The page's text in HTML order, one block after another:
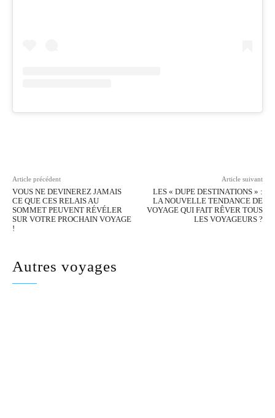
Article précédent
VOUS NE DEVINEREZ JAMAIS
CE QUE CES RELAIS AU
SOMMET PEUVENT RÉVÉLER
SUR VOTRE PROCHAIN VOYAGE
!
Article suivant
LES « DUPE DESTINATIONS » :
LA NOUVELLE TENDANCE DE
VOYAGE QUI FAIT RÊVER TOUS
LES VOYAGEURS ?
Autres voyages